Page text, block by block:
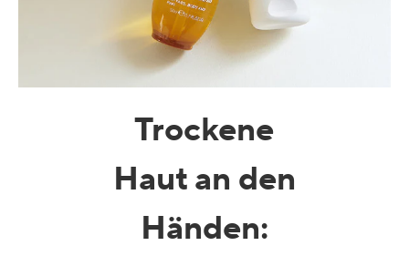
Trockene
Haut an den
Händen: